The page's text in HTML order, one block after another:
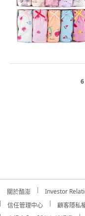
6
關於酷澎 Investor
信任管理中心
顧客隱私